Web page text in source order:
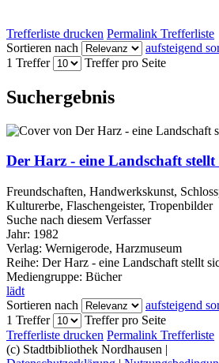
Trefferliste drucken Permalink Trefferliste
Sortieren nach
aufsteigend
1 Treffer
Treffer pro Seite
Suchergebnis
Der Harz - eine Landschaft
Freundschaften, Handwerkskunst,
Kulturerbe, Flaschengeister, Tropenbilder
Suche nach diesem Verfasser
Jahr: 1982
Verlag: Wernigerode, Harzmuseum
Reihe: Der Harz - eine Landschaft stellt
Mediengruppe: Bücher
lädt
Sortieren nach
aufsteigend
1 Treffer
Treffer pro Seite
Trefferliste drucken Permalink Trefferliste
(c) Stadtbibliothek Nordhausen |